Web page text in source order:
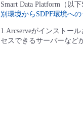
Smart Data Platform（以
別環境からSDPF環境へ
1.Arcserveがインストー
セスできるサーバーなど